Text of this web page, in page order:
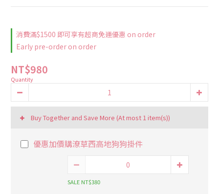
消費滿$1500 即可享有超商免運優惠 on order
Early pre-order on order
NT$980
Quantity
Buy Together and Save More (At most 1 item(s))
優惠加價購潦草西高地狗狗掛件
SALE NT$380